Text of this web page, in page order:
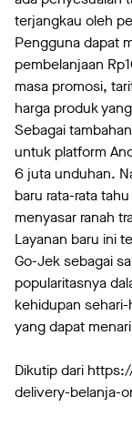
terjangkau oleh
Pengguna dapat
pembelanjaan
masa promosi,
harga produk
Sebagai
untuk platform
6 juta unduhan.
baru rata-rata
menyasar ranah
Layanan baru ini
Go-Jek sebagai
popularitasnya
kehidupan
yang dapat
Dikutip dari
delivery-belanja-